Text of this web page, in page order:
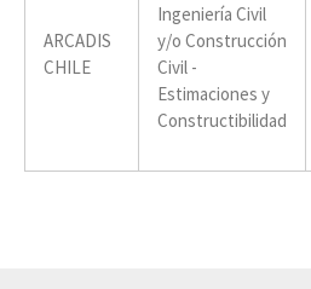
ARCADIS
CHILE
Ingeniería Civil
y/o Construcción
Civil -
Estimaciones y
Constructibilidad